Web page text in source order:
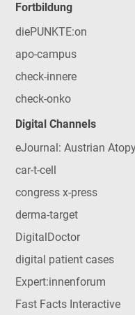
Fortbildung
diePUNKTE:on
apo-campus
check-innere
check-onko
Digital Channels
eJournal: Austrian
car-t-cell
congress x-press
derma-target
DigitalDoctor
digital patient cases
Expert:innenforum
Fast Facts Interactive